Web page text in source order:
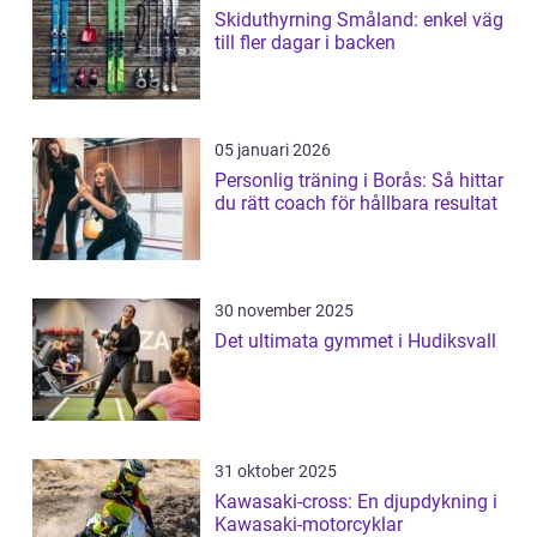
Skiduthyrning Småland: enkel väg
till fler dagar i backen
05 januari 2026
Personlig träning i Borås: Så hittar
du rätt coach för hållbara resultat
30 november 2025
Det ultimata gymmet i Hudiksvall
31 oktober 2025
Kawasaki-cross: En djupdykning i
Kawasaki-motorcyklar